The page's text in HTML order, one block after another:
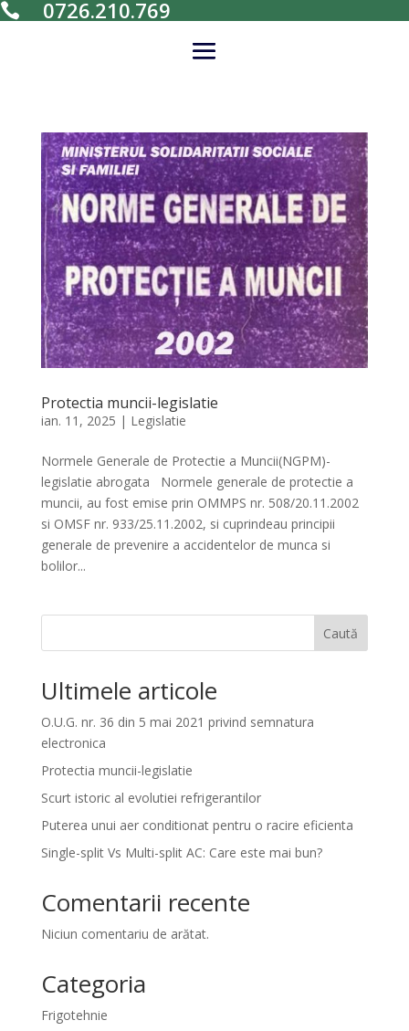
 0726.210.769
Protectia muncii-legislatie
ian. 11, 2025 | Legislatie
Normele Generale de Protectie a Muncii(NGPM)-
legislatie abrogata Normele generale de protectie a
muncii, au fost emise prin OMMPS nr. 508/20.11.2002
si OMSF nr. 933/25.11.2002, si cuprindeau principii
generale de prevenire a accidentelor de munca si
bolilor...
Caută
Ultimele articole
O.U.G. nr. 36 din 5 mai 2021 privind semnatura
electronica
Protectia muncii-legislatie
Scurt istoric al evolutiei refrigerantilor
Puterea unui aer conditionat pentru o racire eficienta
Single-split Vs Multi-split AC: Care este mai bun?
Comentarii recente
Niciun comentariu de arătat.
Categoria
Frigotehnie